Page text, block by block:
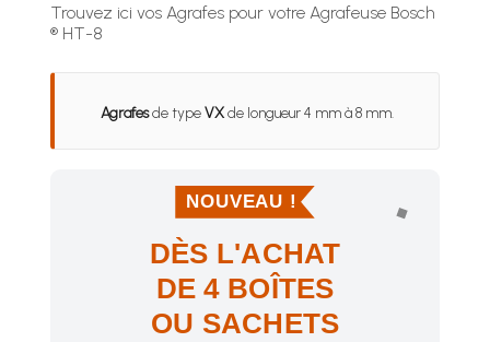
Trouvez ici vos Agrafes pour votre Agrafeuse Bosch
® HT-8
Agrafesde typeVXde longueur 4 mm à 8 mm.
NOUVEAU !
DÈS L'ACHAT
DE 4 BOÎTES
OU SACHETS